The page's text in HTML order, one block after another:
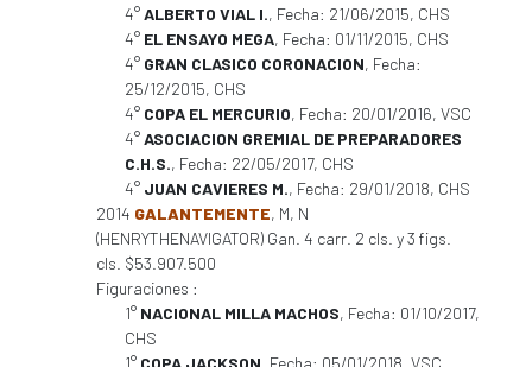
4°ALBERTO VIAL I., Fecha: 21/06/2015, CHS
4° EL ENSAYO MEGA, Fecha: 01/11/2015, CHS
4° GRAN CLASICO CORONACION, Fecha:
25/12/2015, CHS
4° COPA EL MERCURIO, Fecha: 20/01/2016, VSC
4°ASOCIACION GREMIAL DE PREPARADORES
C.H.S., Fecha: 22/05/2017, CHS
4° JUAN CAVIERES M., Fecha: 29/01/2018, CHS
2014 GALANTEMENTE, M, N
(HENRYTHENAVIGATOR) Gan. 4 carr. 2 cls. y 3 figs.
cls. $53.907.500
Figuraciones :
1° NACIONAL MILLA MACHOS, Fecha: 01/10/2017,
CHS
1° COPA JACKSON, Fecha: 05/01/2018, VSC